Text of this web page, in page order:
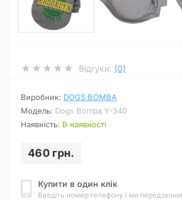
Відгуки: (0)
Виробник: DOGS BOMBA
Модель: Dogs Bomba Y-340
Наявність: В наявності
460 грн.
Купити в один клік
Введіть номер телефону і ми